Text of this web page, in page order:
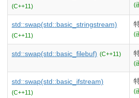
(C++11) (
std::swap(std::basic_stringstream)
(C++11) (
std::swap(std::basic_filebuf) (C++11)
(
std::swap(std::basic_ifstream)
(C++11) (